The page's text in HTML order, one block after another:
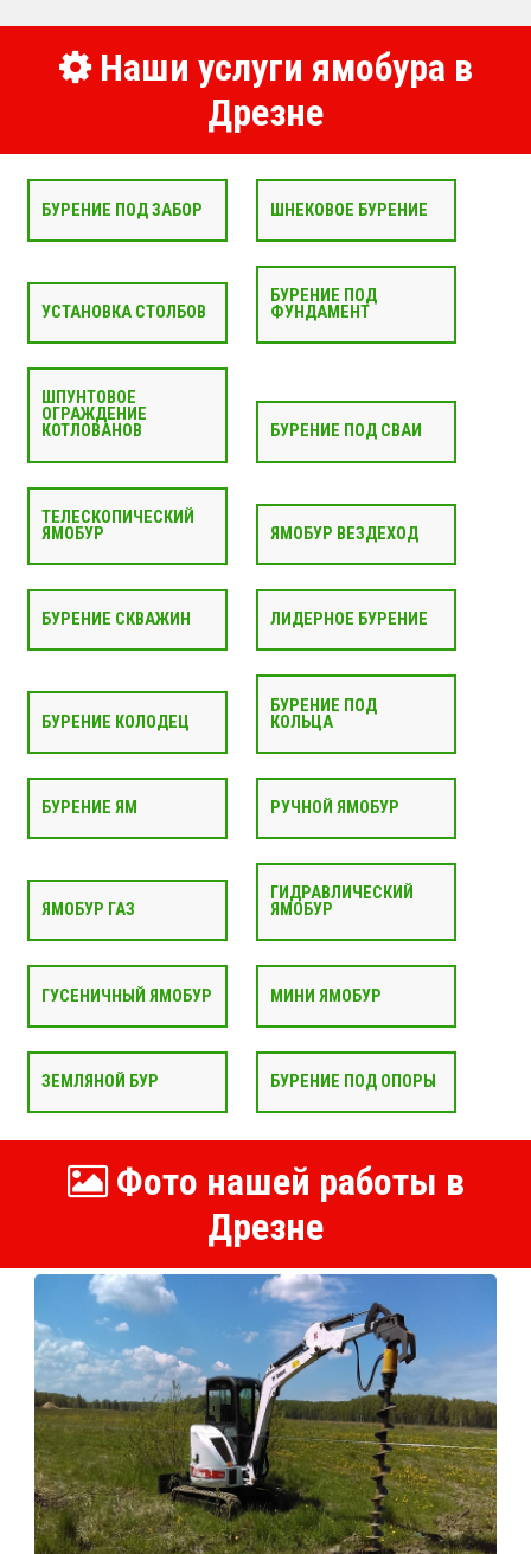
Наши услуги ямобура в
Дрезне
БУРЕНИЕ ПОД ЗАБОР ШНЕКОВОЕ БУРЕНИЕ
УСТАНОВКА СТОЛБОВ
БУРЕНИЕ ПОД
ФУНДАМЕНТ
ШПУНТОВОЕ
ОГРАЖДЕНИЕ
КОТЛОВАНОВ
БУРЕНИЕ ПОД СВАИ
ТЕЛЕСКОПИЧЕСКИЙ
ЯМОБУР
ЯМОБУР ВЕЗДЕХОД
БУРЕНИЕ СКВАЖИН ЛИДЕРНОЕ БУРЕНИЕ
БУРЕНИЕ КОЛОДЕЦ
БУРЕНИЕ ПОД
КОЛЬЦА
БУРЕНИЕ ЯМ РУЧНОЙ ЯМОБУР
ЯМОБУР ГАЗ
ГИДРАВЛИЧЕСКИЙ
ЯМОБУР
ГУСЕНИЧНЫЙ ЯМОБУР МИНИ ЯМОБУР
ЗЕМЛЯНОЙ БУР БУРЕНИЕ ПОД ОПОРЫ
Фото нашей работы в
Дрезне